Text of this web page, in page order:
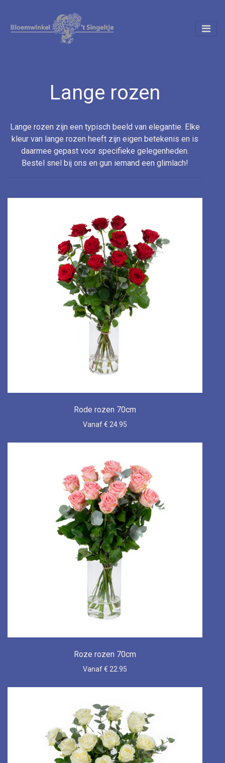
Lange rozen
Lange rozen zijn een typisch beeld van elegantie. Elke
kleur van lange rozen heeft zijn eigen betekenis en is
daarmee gepast voor specifieke gelegenheden.
Bestel snel bij ons en gun iemand een glimlach!
Rode rozen 70cm
Vanaf € 24.95
Roze rozen 70cm
Vanaf € 22.95